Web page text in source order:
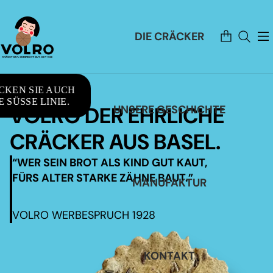
DIE CRÄCKER
UNSERE GESCHICHTE
MANUFAKTUR
KONTAKT
Artikel
im
Warenkorb
SIE AUCH
SÜSSE LINIE.
VOLRO DER EHRLICHE
CRÄCKER AUS BASEL.
“WER SEIN BROT ALS KIND GUT KAUT,
FÜRS ALTER STARKE ZÄHNE BAUT.”
VOLRO WERBESPRUCH 1928